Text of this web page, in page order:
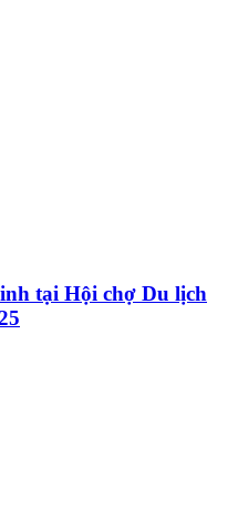
tại Hội chợ Du lịch